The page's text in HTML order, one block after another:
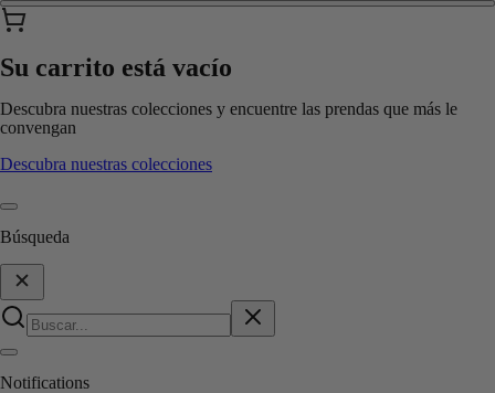
Su carrito está vacío
Descubra nuestras colecciones y encuentre las prendas que más le
convengan
Descubra nuestras colecciones
Búsqueda
Notifications